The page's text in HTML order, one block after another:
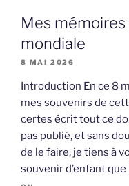
Mes
mondiale
8 MAI 2026
Introduction En ce 8
mes souvenirs de
certes écrit tout ce
pas publié, et sans
de le faire, je tiens à
souvenir d’enfant que